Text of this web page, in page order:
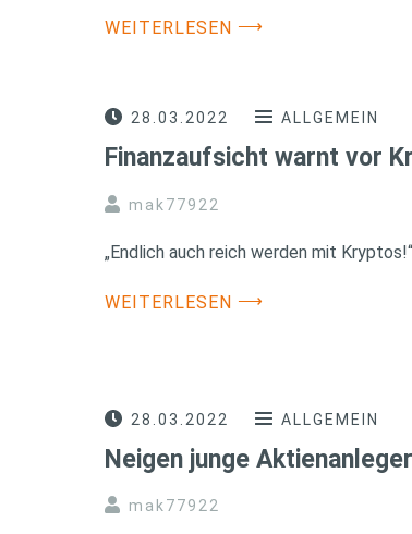
WEITERLESEN ⟶
28.03.2022 ALLGEMEIN
Finanzaufsicht warnt vor
mak77922
„Endlich auch reich werden mit
WEITERLESEN ⟶
28.03.2022 ALLGEMEIN
Neigen junge
mak77922